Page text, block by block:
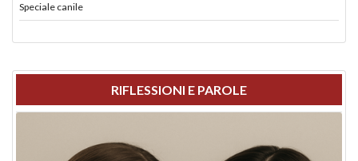
Speciale canile
RIFLESSIONI E PAROLE